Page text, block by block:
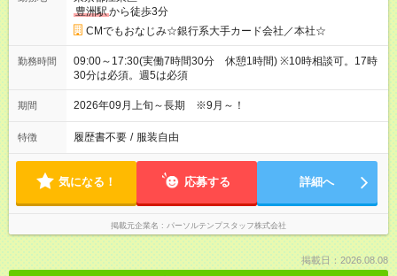
豊洲駅から徒歩3分
CMでもおなじみ☆銀行系大手カード会社／本社☆
勤務時間
09:00～17:30(実働7時間30分 休憩1時間) ※10時相談可。17時
30分は必須。週5は必須
期間 2026年09月上旬～長期 ※9月～！
特徴 履歴書不要 / 服装自由
気になる！ 応募する 詳細へ
掲載元企業名 パーソルテンプスタッフ株式会社
掲載日：2026.08.08